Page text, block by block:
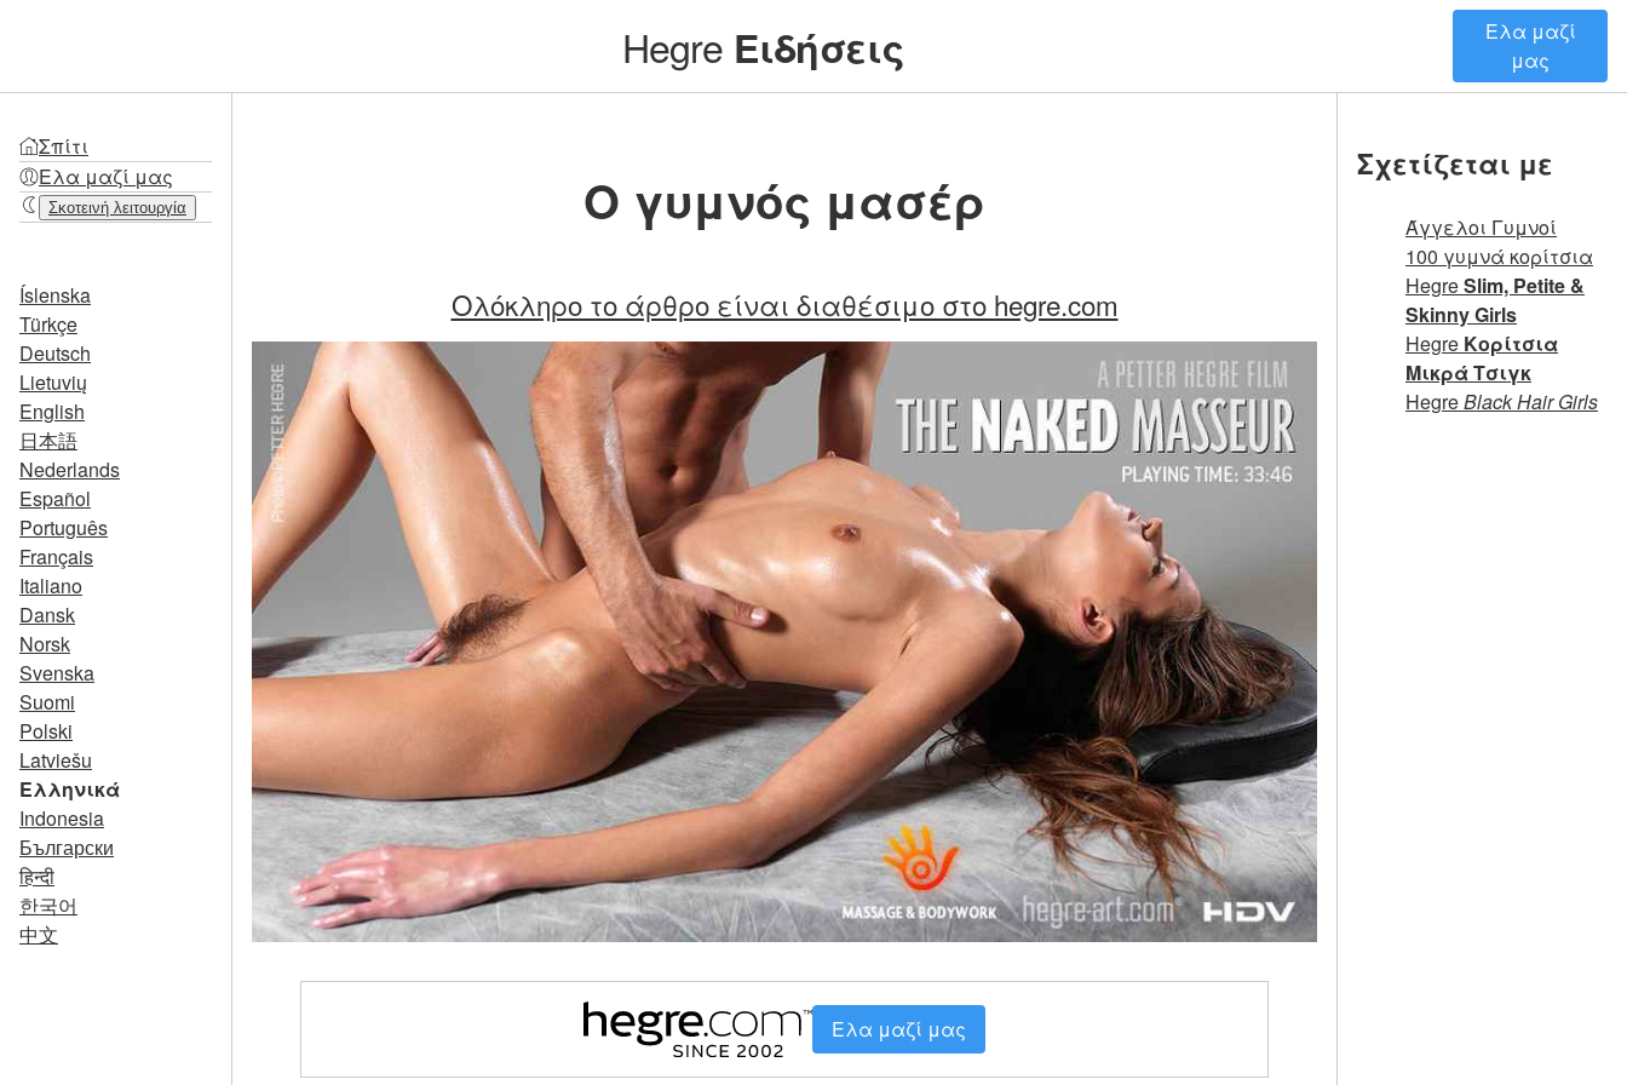
Hegre Ειδήσεις
Ελα μαζί
μας
Σπίτι
Ελα μαζί μας
Σκοτεινή λειτουργία
Íslenska
Türkçe
Deutsch
Lietuvių
English
日本語
Nederlands
Español
Português
Français
Italiano
Dansk
Norsk
Svenska
Suomi
Polski
Latviešu
Ελληνικά
Indonesia
Български
हिन्दी
한국어
中文
Ο γυμνός μασέρ
Ολόκληρο το άρθρο είναι διαθέσιμο στο hegre.com
Ελα μαζί μας
Σχετίζεται με
Άγγελοι Γυμνοί
100 γυμνά κορίτσια
HegreSlim, Petite &
Skinny Girls
Hegre Κορίτσια
Μικρά Τσιγκ
HegreBlack Hair Girls